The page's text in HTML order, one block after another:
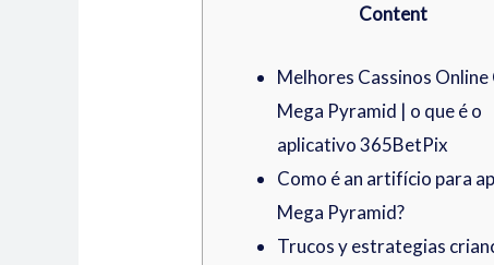
Content
Melhores Cassinos Online
Mega Pyramid | o que é o
aplicativo 365BetPix
Como é an artifício para
Mega Pyramid?
Trucos y estrategias